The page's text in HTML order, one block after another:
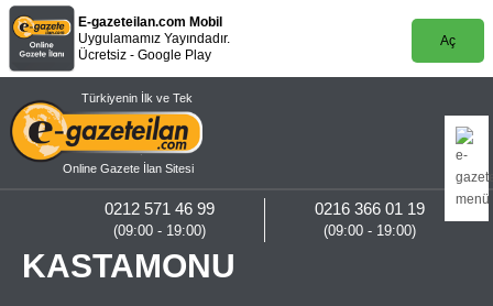
E-gazeteilan.com Mobil
Uygulamamız Yayındadır.
Ücretsiz - Google Play
Aç
Türkiyenin İlk ve Tek
Online Gazete İlan Sitesi
0216 366 01 19
(09:00 - 19:00)
0212 571 46 99
(09:00 - 19:00)
KASTAMONU